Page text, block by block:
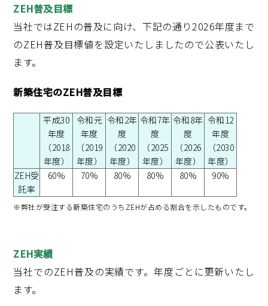
ZEH普及目標
当社ではZEHの普及に向け、下記の通り2026年度まで
のZEH普及目標値を設定いたしましたので公表いたし
ます。
新築住宅のZEH普及目標
平成30
年度
（2018
年度）
令和元
年度
（2019
年度）
令和2年
度
（2020
年度）
令和7年
度
（2025
年度）
令和8年
度
（2026
年度）
令和12
年度
（2030
年度）
ZEH受
託率
60% 70% 80% 80% 80% 90%
※弊社が受注する新築住宅のうちZEHが占める割合を示したものです。
ZEH実績
当社でのZEH普及の実績です。年度ごとに更新いたし
ます。